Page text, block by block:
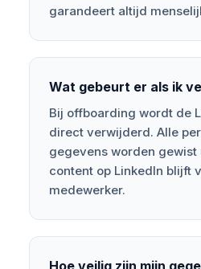
garandeert altijd
Wat gebeurt er als ik
Bij offboarding wordt de
direct verwijderd. Alle
gegevens worden gewist
content op LinkedIn blijft
medewerker.
Hoe veilig zijn mijn